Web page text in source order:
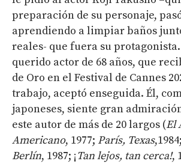
preparación de su personaje,
aprendiendo a limpiar baños
reales- que fuera su
querido actor de 68 años, que
de Oro en el Festival de Cannes
trabajo, aceptó enseguida. Él,
japoneses, siente gran
este autor de más de 20 largos (El
Americano, 1977; París, Texas,1984;
Berlín, 1987; ¡Tan lejos, tan cerca!,